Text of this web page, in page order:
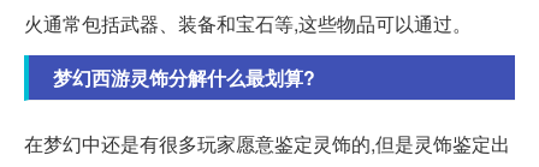
火通常包括武器、装备和宝石等,这些物品可以通过。
梦幻西游灵饰分解什么最划算?
在梦幻中还是有很多玩家愿意鉴定灵饰的,但是灵饰鉴定出